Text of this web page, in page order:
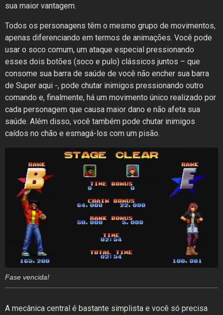
sua maior vantagem.
Todos os personagens têm o mesmo grupo de movimentos,
apenas diferenciando em termos de animações. Você pode
usar o soco comum, um ataque especial pressionando
esses dois botões (soco e pulo) clássicos juntos – que
consome sua barra de saúde de você não encher sua barra
de Super aqui -, pode chutar inimigos pressionando outro
comando e, finalmente, há um movimento único realizado por
cada personagem que causa maior dano e não afeta sua
saúde. Além disso, você também pode chutar inimigos
caídos no chão e esmagá-los com um pisão.
Fase vencida!
A mecânica central é bastante simplista e você só precisa